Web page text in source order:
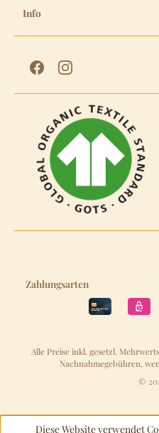
Info
Zahlungsarten
Alle Preise inkl. gesetzl.
Nachnahmegebühren,
©
Diese Website verwendet